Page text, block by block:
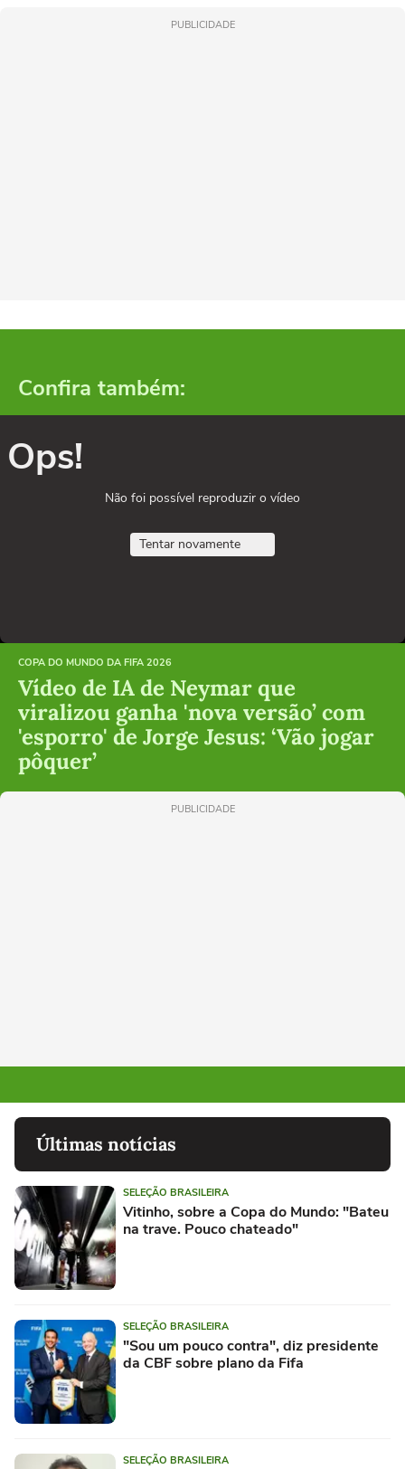
PUBLICIDADE
Confira também:
Ops!
Não foi possível reproduzir o vídeo
Tentar novamente
COPA DO MUNDO DA FIFA 2026
Vídeo de IA de Neymar que
viralizou ganha 'nova versão’ com
'esporro' de Jorge Jesus: ‘Vão jogar
pôquer’
PUBLICIDADE
Últimas notícias
SELEÇÃO BRASILEIRA
Vitinho, sobre a Copa do Mundo: "Bateu
na trave. Pouco chateado"
SELEÇÃO BRASILEIRA
"Sou um pouco contra", diz presidente
da CBF sobre plano da Fifa
SELEÇÃO BRASILEIRA